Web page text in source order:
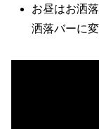
お昼はお洒
洒落バーに変